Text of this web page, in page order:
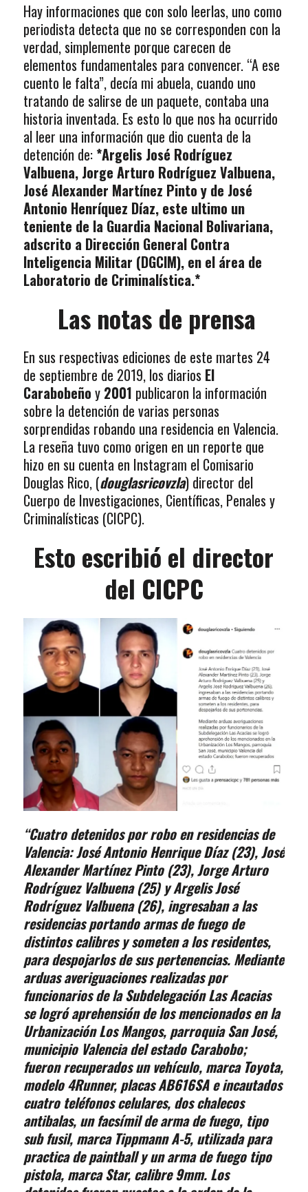
Hay informaciones que con solo leerlas, uno como
periodista detecta que no se corresponden con la
verdad, simplemente porque carecen de
elementos fundamentales para convencer. “A ese
cuento le falta”, decía mi abuela, cuando uno
tratando de salirse de un paquete, contaba una
historia inventada. Es esto lo que nos ha ocurrido
al leer una información que dio cuenta de la
detención de: *Argelis José Rodríguez
Valbuena, Jorge Arturo Rodríguez Valbuena,
José Alexander Martínez Pinto y de José
Antonio Henríquez Díaz, este ultimo un
teniente de la Guardia Nacional Bolivariana,
adscrito a Dirección General Contra
Inteligencia Militar (DGCIM), en el área de
Laboratorio de Criminalística.*
Las notas de prensa
En sus respectivas ediciones de este martes 24
de septiembre de 2019, los diarios El
Carabobeño y 2001 publicaron la información
sobre la detención de varias personas
sorprendidas robando una residencia en Valencia.
La reseña tuvo como origen en un reporte que
hizo en su cuenta en Instagram el Comisario
Douglas Rico, (douglasricovzla) director del
Cuerpo de Investigaciones, Científicas, Penales y
Criminalísticas (CICPC).
Esto escribió el director
del CICPC
“Cuatro detenidos por robo en residencias de
Valencia: José Antonio Henrique Díaz (23), José
Alexander Martínez Pinto (23), Jorge Arturo
Rodríguez Valbuena (25) y Argelis José
Rodríguez Valbuena (26), ingresaban a las
residencias portando armas de fuego de
distintos calibres y someten a los residentes,
para despojarlos de sus pertenencias. Mediante
arduas averiguaciones realizadas por
funcionarios de la Subdelegación Las Acacias
se logró aprehensión de los mencionados en la
Urbanización Los Mangos, parroquia San José,
municipio Valencia del estado Carabobo;
fueron recuperados un vehículo, marca Toyota,
modelo 4Runner, placas AB616SA e incautados
cuatro teléfonos celulares, dos chalecos
antibalas, un facsímil de arma de fuego, tipo
sub fusil, marca Tippmann A-5, utilizada para
practica de paintball y un arma de fuego tipo
pistola, marca Star, calibre 9mm. Los